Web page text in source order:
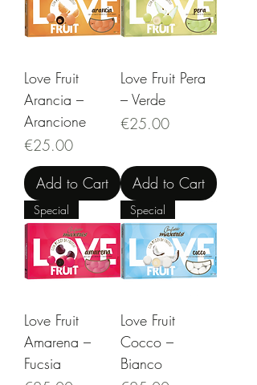
Love Fruit
Arancia –
Arancione
Price
€25.00
Add to Cart
Love Fruit Pera
– Verde
Price
€25.00
Add to Cart
Special
Love Fruit
Amarena –
Fucsia
Special
Love Fruit
Cocco –
Bianco